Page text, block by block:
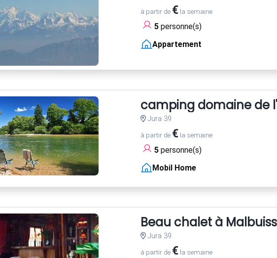
à partir de €la semaine
5personne(s)
Appartement
camping domaine de
Jura 39
à partir de €la semaine
5personne(s)
Mobil Home
Beau chalet à
Jura 39
à partir de €la semaine